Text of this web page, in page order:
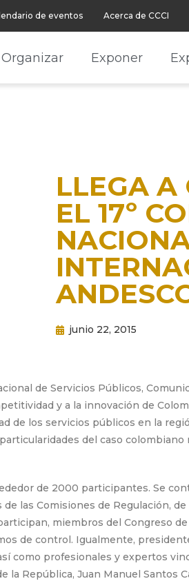
de eventos Acerca de CCCI
Organizar Exponer
LLEGA A
EL 17º
junio 22, 2015
de Servicios Públicos,
y a la innovación de
de los servicios públicos en la
del caso
de 2000 participantes. Se
las Comisiones de Regulación,
miembros del Congreso
de control. Igualmente,
como profesionales y expertos
la República, Juan Manuel Santos